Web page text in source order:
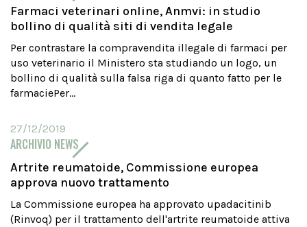
Farmaci veterinari online, Anmvi: in studio
bollino di qualità siti di vendita legale
Per contrastare la compravendita illegale di farmaci per
uso veterinario il Ministero sta studiando un logo, un
bollino di qualità sulla falsa riga di quanto fatto per le
farmaciePer...
27/12/2019
ARCHIVIO NEWS
Artrite reumatoide, Commissione europea
approva nuovo trattamento
La Commissione europea ha approvato upadacitinib
(Rinvoq) per il trattamento dell'artrite reumatoide attiva